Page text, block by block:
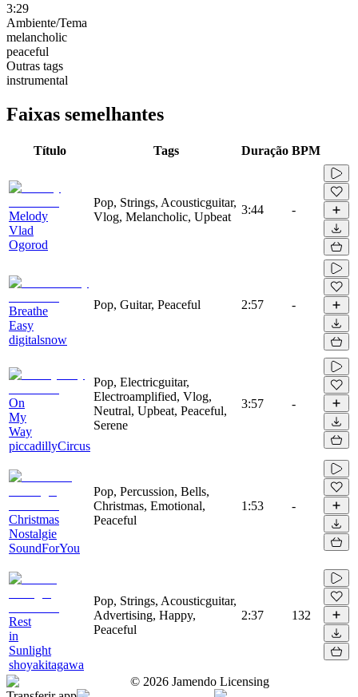
3:29
Ambiente/Tema
melancholic
peaceful
Outras tags
instrumental
Faixas semelhantes
Título Tags Duração BPM
Melody
Vlad
Ogorod
Pop, Strings, Acousticguitar,
Vlog, Melancholic, Upbeat
3:44 -
Breathe
Easy
digitalsnow
Pop, Guitar, Peaceful 2:57 -
On
My
Way
piccadillyCircus
Pop, Electricguitar,
Electroamplified, Vlog,
Neutral, Upbeat, Peaceful,
Serene
3:57 -
Christmas
Nostalgie
SoundForYou
Pop, Percussion, Bells,
Christmas, Emotional,
Peaceful
1:53 -
Rest
in
Sunlight
shoyakitagawa
Pop, Strings, Acousticguitar,
Advertising, Happy,
Peaceful
2:37 132
© 2026 Jamendo Licensing